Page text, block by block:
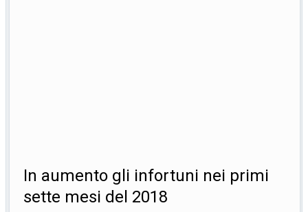
In aumento gli infortuni nei primi
sette mesi del 2018